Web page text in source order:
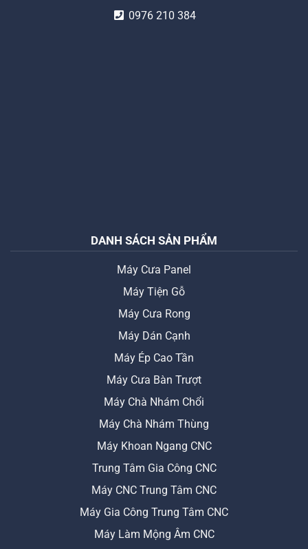
0976 210 384
DANH SÁCH SẢN PHẨM
Máy Cưa Panel
Máy Tiện Gỗ
Máy Cưa Rong
Máy Dán Cạnh
Máy Ép Cao Tần
Máy Cưa Bàn Trượt
Máy Chà Nhám Chổi
Máy Chà Nhám Thùng
Máy Khoan Ngang CNC
Trung Tâm Gia Công CNC
Máy CNC Trung Tâm CNC
Máy Gia Công Trung Tâm CNC
Máy Làm Mộng Âm CNC